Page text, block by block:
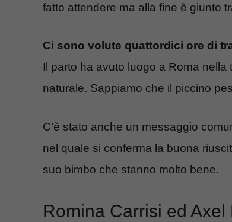
fatto attendere ma alla fine è giunto
Ci sono volute quattordici ore di
Il parto ha avuto luogo a Roma
naturale. Sappiamo che il piccino
C’è stato anche un messaggio
nel quale si conferma la buona
suo bimbo che stanno molto bene.
Romina Carrisi ed